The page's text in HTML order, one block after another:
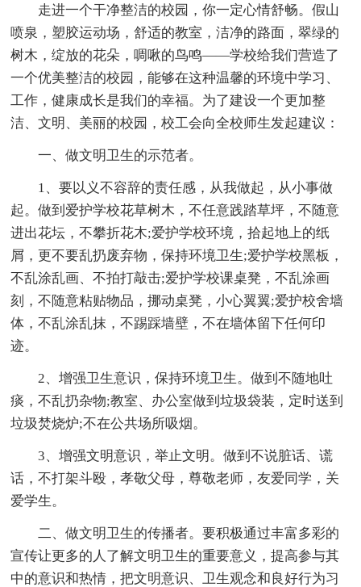
走进一个干净整洁的校园，你一定心情舒畅。假山
喷泉，塑胶运动场，舒适的教室，洁净的路面，翠绿的
树木，绽放的花朵，啁啾的鸟鸣——学校给我们营造了
一个优美整洁的校园，能够在这种温馨的环境中学习、
工作，健康成长是我们的幸福。为了建设一个更加整
洁、文明、美丽的校园，校工会向全校师生发起建议：
一、做文明卫生的示范者。
1、要以义不容辞的责任感，从我做起，从小事做
起。做到爱护学校花草树木，不任意践踏草坪，不随意
进出花坛，不攀折花木;爱护学校环境，拾起地上的纸
屑，更不要乱扔废弃物，保持环境卫生;爱护学校黑板，
不乱涂乱画、不拍打敲击;爱护学校课桌凳，不乱涂画
刻，不随意粘贴物品，挪动桌凳，小心翼翼;爱护校舍墙
体，不乱涂乱抹，不踢踩墙壁，不在墙体留下任何印
迹。
2、增强卫生意识，保持环境卫生。做到不随地吐
痰，不乱扔杂物;教室、办公室做到垃圾袋装，定时送到
垃圾焚烧炉;不在公共场所吸烟。
3、增强文明意识，举止文明。做到不说脏话、谎
话，不打架斗殴，孝敬父母，尊敬老师，友爱同学，关
爱学生。
二、做文明卫生的传播者。要积极通过丰富多彩的
宣传让更多的人了解文明卫生的重要意义，提高参与其
中的意识和热情，把文明意识、卫生观念和良好行为习